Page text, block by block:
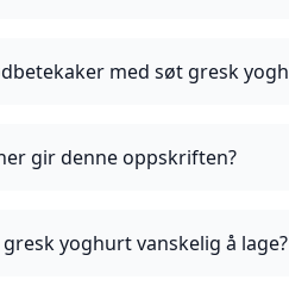
med søt gresk
gir denne oppskriften?
yoghurt vanskelig å lage?